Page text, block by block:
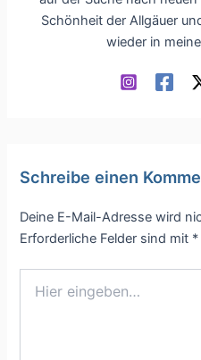
Schönheit der Allgäuer
wieder in
Schreibe einen
Deine E-Mail-Adresse wird
Erforderliche Felder sind mit *
eingeben…